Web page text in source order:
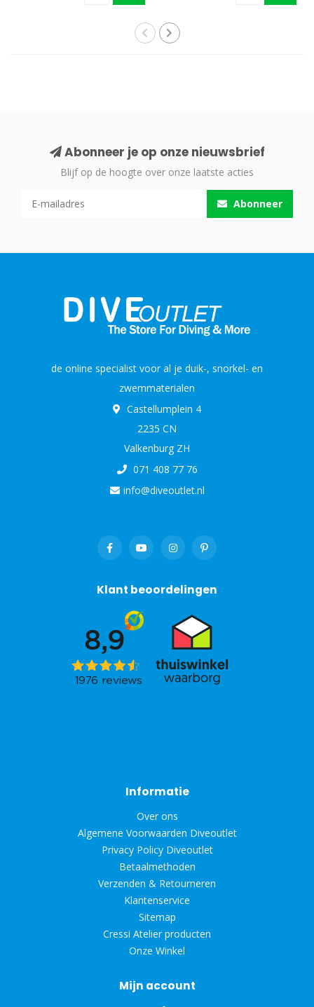
Abonneer je op onze nieuwsbrief
Blijf op de hoogte over onze laatste acties
Abonneer
de online specialist voor al je duik-, snorkel- en
zwemmaterialen
Castellumplein 4
2235 CN
Valkenburg ZH
071 408 77 76
info@diveoutlet.nl
Klant beoordelingen
Informatie
Over ons
Algemene Voorwaarden Diveoutlet
Privacy Policy Diveoutlet
Betaalmethoden
Verzenden & Retourneren
Klantenservice
Sitemap
Cressi Atelier producten
Onze Winkel
Mijn account